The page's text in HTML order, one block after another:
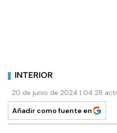
INTERIOR
20 de junio de 2024 | 04:28
Añadir como fuente en